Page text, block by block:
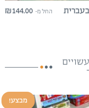
החל מ- ₪144.00
מבצע!